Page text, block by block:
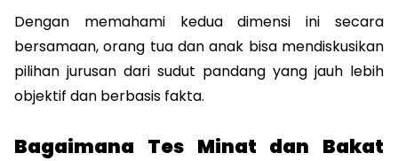
Dengan memahami kedua dimensi ini secara
bersamaan, orang tua dan anak bisa mendiskusikan
pilihan jurusan dari sudut pandang yang jauh lebih
objektif dan berbasis fakta.
Bagaimana Tes Minat dan Bakat